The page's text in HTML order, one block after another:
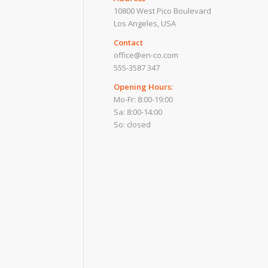
10800 West Pico Boulevard
Los Angeles, USA
Contact
office@en-co.com
555-3587 347
Opening Hours:
Mo-Fr: 8:00-19:00
Sa: 8:00-14:00
So: closed